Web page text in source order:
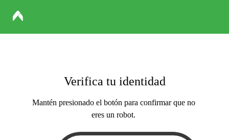
Verifica tu identidad
Mantén presionado el botón para confirmar que no
eres un robot.